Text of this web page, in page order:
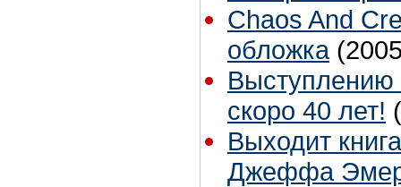
Chaos And
обложка
Выступлению
скоро 40 лет!
Выходит
Джеффа